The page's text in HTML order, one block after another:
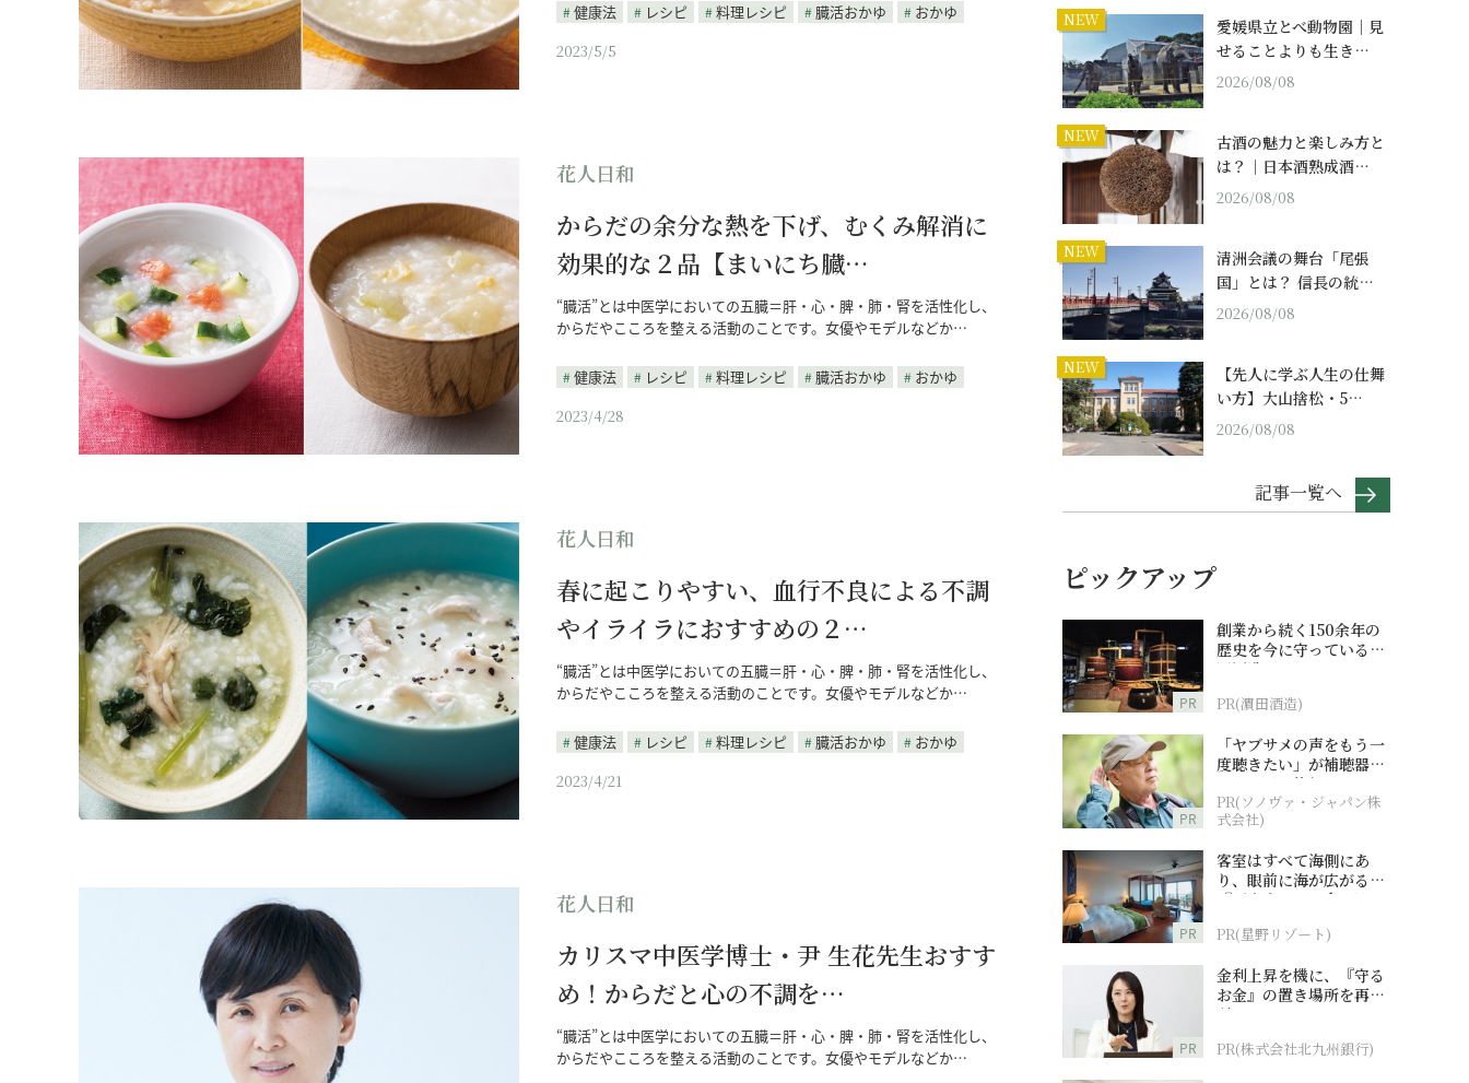
健康法 レシピ 料理レシピ 臓活おかゆ
おかゆ
2023/5/5
花人日和
からだの余分な熱を下げ、むくみ解消に
効果的な２品【まいにち臓…
“臓活”とは中医学においての五臓＝肝・心・脾・肺・腎を活性化し、
からだやこころを整える活動のことです。女優やモデルなどか…
健康法 レシピ 料理レシピ 臓活おかゆ
おかゆ
2023/4/28
花人日和
春に起こりやすい、血行不良による不調
やイライラにおすすめの２…
“臓活”とは中医学においての五臓＝肝・心・脾・肺・腎を活性化し、
からだやこころを整える活動のことです。女優やモデルなどか…
健康法 レシピ 料理レシピ 臓活おかゆ
おかゆ
2023/4/21
花人日和
カリスマ中医学博士・尹 生花先生おすす
め！からだと心の不調を…
“臓活”とは中医学においての五臓＝肝・心・脾・肺・腎を活性化し、
からだやこころを整える活動のことです。女優やモデルなどか…
NEW
愛媛県立とべ動物園｜見
せることよりも生き…
2026/08/08
NEW
古酒の魅力と楽しみ方と
は？｜日本酒熟成酒…
2026/08/08
NEW
清洲会議の舞台「尾張
国」とは？ 信長の統…
2026/08/08
NEW
【先人に学ぶ人生の仕舞
い方】大山捨松・5…
2026/08/08
記事一覧へ
ピックアップ
PR
創業から続く150余年の
歴史を今に守っている濵
田酒造
PR(濵田酒造)
PR
「ヤブサメの声をもう一
度聴きたい」が補聴器チ
ャレンジの後押しに
PR(ソノヴァ・ジャパン株
式会社)
PR
客室はすべて海側にあ
り、眼前に海が広がる
『西表島ホテル by 星野
PR(星野リゾート)
PR
金利上昇を機に、『守る
お金』の置き場所を再検
討
PR(株式会社北九州銀行)